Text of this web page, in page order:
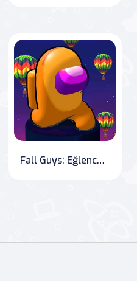
Fall Guys: Eğlenceli Yarış Oyunu Bölüm 2